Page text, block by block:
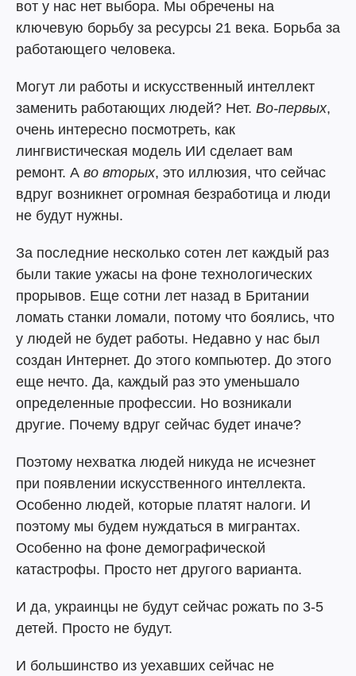
вот у нас нет выбора. Мы обречены на
ключевую борьбу за ресурсы 21 века. Борьба за
работающего человека.
Могут ли работы и искусственный интеллект
заменить работающих людей? Нет. Во-первых,
очень интересно посмотреть, как
лингвистическая модель ИИ сделает вам
ремонт. А во вторых, это иллюзия, что сейчас
вдруг возникнет огромная безработица и люди
не будут нужны.
За последние несколько сотен лет каждый раз
были такие ужасы на фоне технологических
прорывов. Еще сотни лет назад в Британии
ломать станки ломали, потому что боялись, что
у людей не будет работы. Недавно у нас был
создан Интернет. До этого компьютер. До этого
еще нечто. Да, каждый раз это уменьшало
определенные профессии. Но возникали
другие. Почему вдруг сейчас будет иначе?
Поэтому нехватка людей никуда не исчезнет
при появлении искусственного интеллекта.
Особенно людей, которые платят налоги. И
поэтому мы будем нуждаться в мигрантах.
Особенно на фоне демографической
катастрофы. Просто нет другого варианта.
И да, украинцы не будут сейчас рожать по 3-5
детей. Просто не будут.
И большинство из уехавших сейчас не